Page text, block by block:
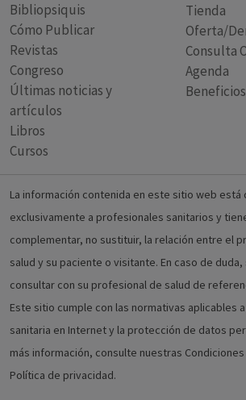
Bibliopsiquis
Cómo Publicar
Revistas
Congreso
Últimas noticias y
artículos
Libros
Cursos
Tienda
Oferta/
Consulta
Agenda
La información contenida en este sitio web está
exclusivamente a profesionales sanitarios y
complementar, no sustituir, la relación entre el
salud y su paciente o visitante. En caso de
consultar con su profesional de salud de
Este sitio cumple con las normativas aplicables
sanitaria en Internet y la protección de datos
más información, consulte nuestras
Política de privacidad.